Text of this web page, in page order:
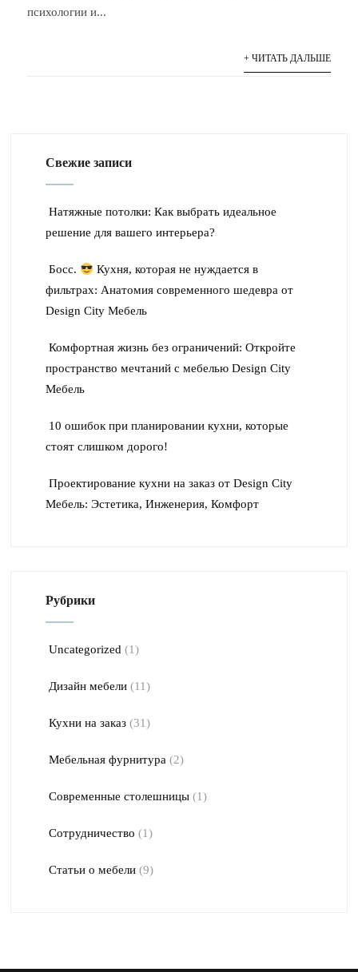
психологии и...
+ ЧИТАТЬ ДАЛЬШЕ
Свежие записи
Натяжные потолки: Как выбрать идеальное
решение для вашего интерьера?
Босс.
Кухня, которая не нуждается в
фильтрах: Анатомия современного шедевра от
Design City Мебель
Комфортная жизнь без ограничений: Откройте
пространство мечтаний с мебелью Design City
Мебель
10 ошибок при планировании кухни, которые
стоят слишком дорого!
Проектирование кухни на заказ от Design City
Мебель: Эстетика, Инженерия, Комфорт
Рубрики
Uncategorized (1)
Дизайн мебели(11)
Кухни на заказ(31)
Мебельная фурнитура (2)
Современные столешницы(1)
Сотрудничество (1)
Статьи о мебели(9)